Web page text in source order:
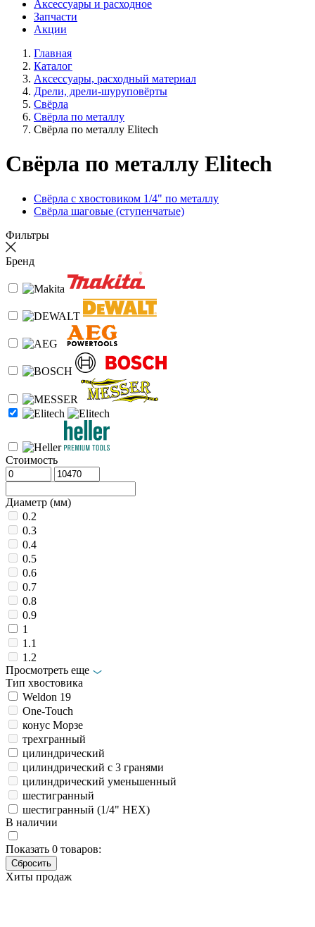
Аксессуары и расходное
Запчасти
Акции
Главная
Каталог
Аксессуары, расходный материал
Дрели, дрели-шуруповёрты
Свёрла
Свёрла по металлу
Свёрла по металлу Elitech
Свёрла по металлу Elitech
Свёрла с хвостовиком 1/4" по металлу
Свёрла шаговые (ступенчатые)
Фильтры
Бренд
Стоимость
Диаметр (мм)
0.2
0.3
0.4
0.5
0.6
0.7
0.8
0.9
1
1.1
1.2
Просмотреть еще
Тип хвостовика
Weldon 19
Оne-Touch
конус Морзе
трехгранный
цилиндрический
цилиндрический с 3 гранями
цилиндрический уменьшенный
шестигранный
шестигранный (1/4" HEX)
В наличии
Показать 0 товаров:
Хиты продаж